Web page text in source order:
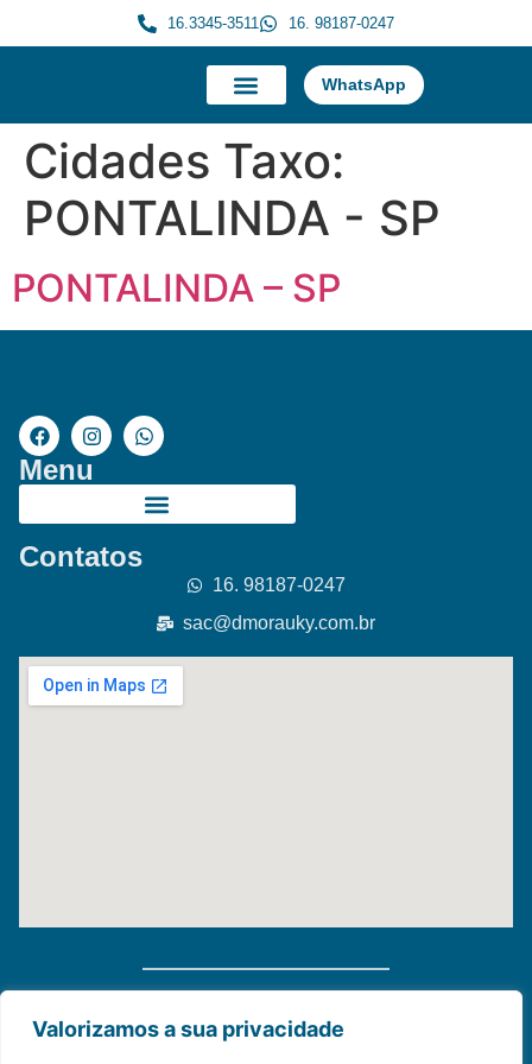
Valorizamos a sua privacidade
16.3345-3511 16. 98187-0247
WhatsApp
Cidades Taxo:
PONTALINDA - SP
PONTALINDA – SP
Menu
Contatos
16. 98187-0247
sac@dmorauky.com.br
Distribuidora Morauky 2025. Todos Os Direitos